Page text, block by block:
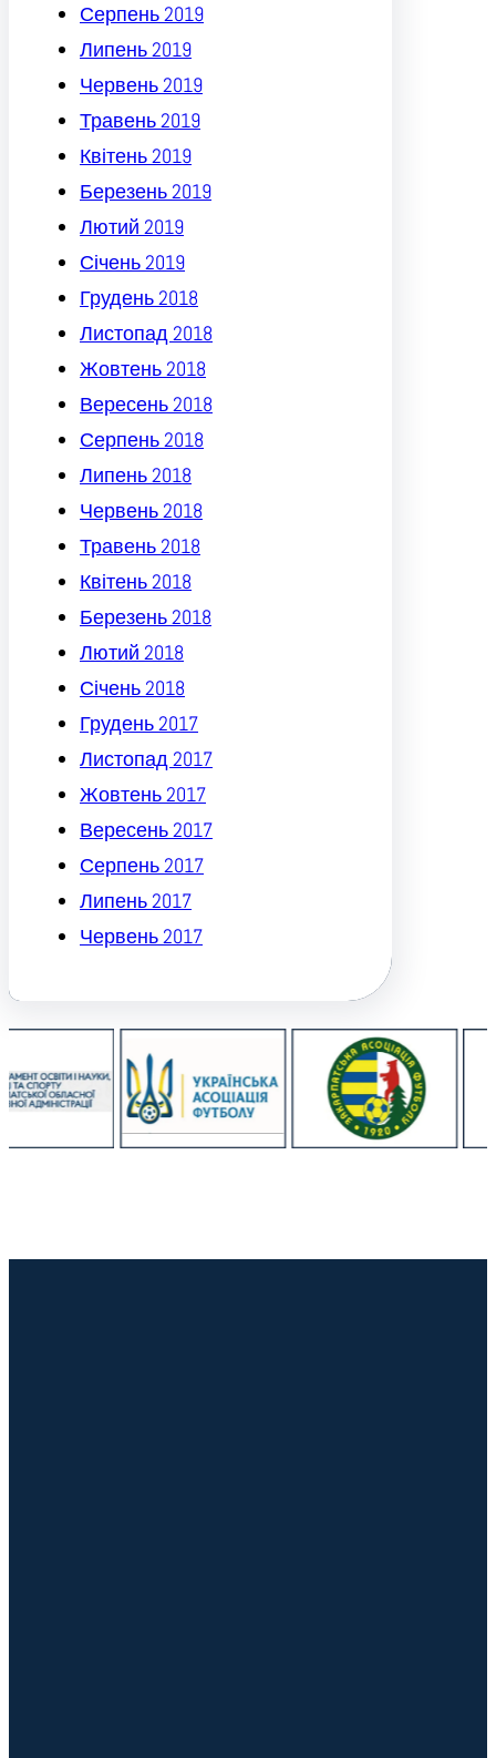
Серпень 2019
Липень 2019
Червень 2019
Травень 2019
Квітень 2019
Березень 2019
Лютий 2019
Січень 2019
Грудень 2018
Листопад 2018
Жовтень 2018
Вересень 2018
Серпень 2018
Липень 2018
Червень 2018
Травень 2018
Квітень 2018
Березень 2018
Лютий 2018
Січень 2018
Грудень 2017
Листопад 2017
Жовтень 2017
Вересень 2017
Серпень 2017
Липень 2017
Червень 2017